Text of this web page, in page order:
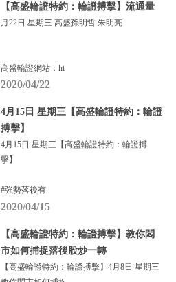
【高盛輪證特約：輪證搏擊】流通量
月22日 星期三 高盛孫明哲 朱明亮
高盛輪證網站：ht
2020/04/22
4月15日 星期三【高盛輪證特約：輪證
搏擊】
4月15日 星期三【高盛輪證特約：輪證搏
擊】
#強勢落後有
2020/04/15
【高盛輪證特約：輪證搏擊】教你悶
市如何捕捉落後股炒一轉
【高盛輪證特約：輪證搏擊】4月8日 星期三